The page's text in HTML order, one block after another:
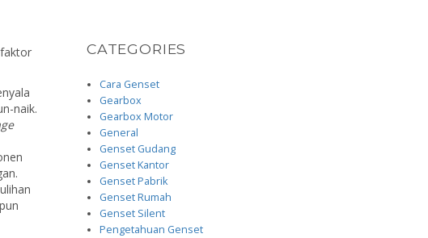
naik.
CATEGORIES
Cara Genset
Gearbox
Gearbox Motor
General
Genset Gudang
Genset Kantor
Genset Pabrik
Genset Rumah
Genset Silent
Pengetahuan Genset